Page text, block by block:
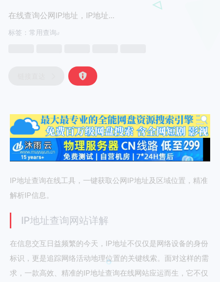
在线查询公网IP地址，IP地址...
标签： 常用查询
IP地址查询在线工具，一键获取公网IP地址及区域位置，精准
解析IP信息。
IP地址查询网站详解
在信息交互日益频繁的今天，IP地址不仅仅是网络设备的身份
标识，更是追踪网络活动地理位置的关键线索。面对这样的需
求，一款高效、精准的IP地址查询在线网站应运而生，它不仅